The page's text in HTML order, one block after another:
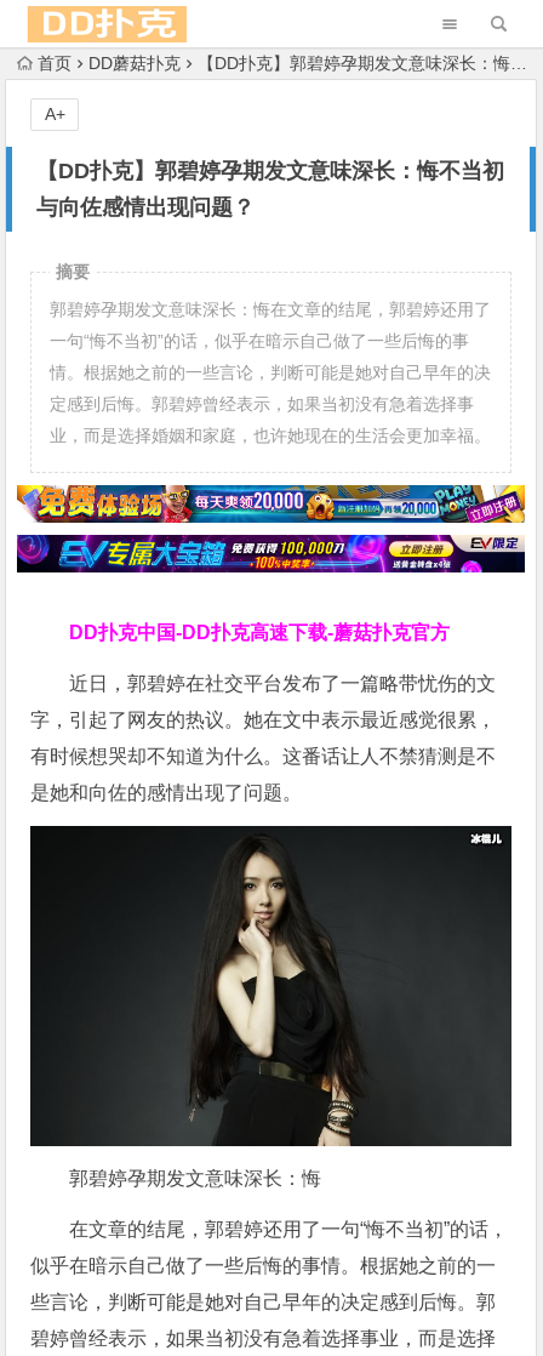
首页 DD蘑菇扑克 【DD扑克】郭碧婷孕期发文意味深长：悔不当初与向佐感情出现问题？
【DD扑克】郭碧婷孕期发文意味深长：悔不当初
与向佐感情出现问题？
A+
摘要
郭碧婷孕期发文意味深长：悔在文章的结尾，郭碧婷还用了
一句“悔不当初”的话，似乎在暗示自己做了一些后悔的事
情。根据她之前的一些言论，判断可能是她对自己早年的决
定感到后悔。郭碧婷曾经表示，如果当初没有急着选择事
业，而是选择婚姻和家庭，也许她现在的生活会更加幸福。
DD扑克中国-DD扑克高速下载-蘑菇扑克官方
近日，郭碧婷在社交平台发布了一篇略带忧伤的文
字，引起了网友的热议。她在文中表示最近感觉很累，
有时候想哭却不知道为什么。这番话让人不禁猜测是不
是她和向佐的感情出现了问题。
郭碧婷孕期发文意味深长：悔
在文章的结尾，郭碧婷还用了一句“悔不当初”的话，
似乎在暗示自己做了一些后悔的事情。根据她之前的一
些言论，判断可能是她对自己早年的决定感到后悔。郭
碧婷曾经表示，如果当初没有急着选择事业，而是选择